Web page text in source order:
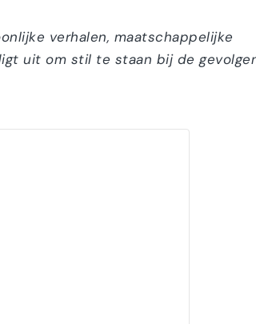
verhalen, maatschappelijke
uit om stil te staan bij de